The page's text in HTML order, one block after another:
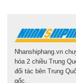
Nhanshiphang.vn
hóa 2 chiều Trung
đối tác bên Trung
gốc.